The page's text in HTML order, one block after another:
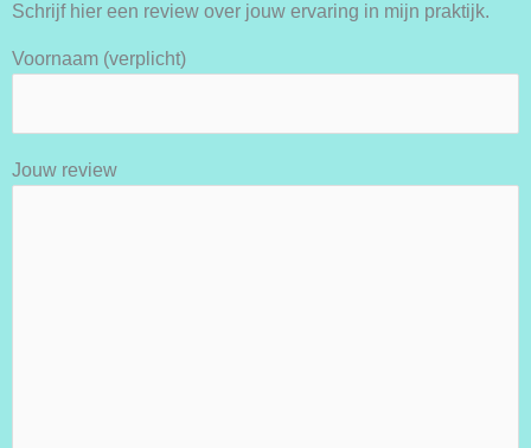
Schrijf hier een review over jouw ervaring in mijn praktijk.
Voornaam (verplicht)
Jouw review